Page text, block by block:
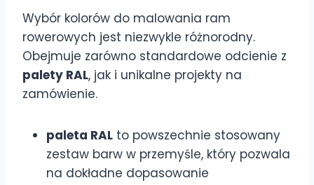
Wybór kolorów do malowania ram
rowerowych jest niezwykle różnorodny.
Obejmuje zarówno standardowe odcienie z
palety RAL, jak i unikalne projekty na
zamówienie.
paleta RAL to powszechnie stosowany
zestaw barw w przemyśle, który pozwala
na dokładne dopasowanie